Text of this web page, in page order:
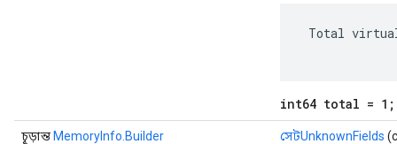
Total
int64 total = 1;
চূড়ান্ত MemoryInfo.Builder সেটUnknownFields